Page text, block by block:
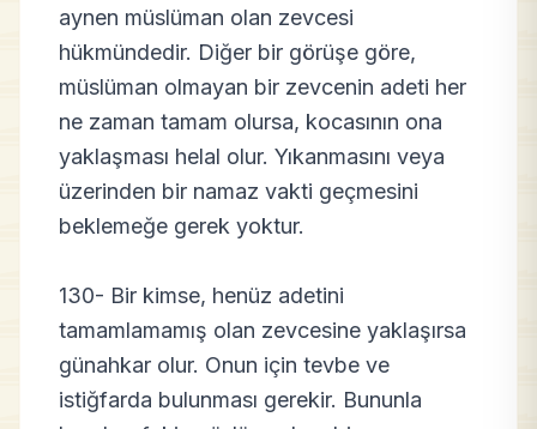
aynen müslüman olan zevcesi
hükmündedir. Diğer bir görüşe göre,
müslüman olmayan bir zevcenin adeti her
ne zaman tamam olursa, kocasının ona
yaklaşması helal olur. Yıkanmasını veya
üzerinden bir namaz vakti geçmesini
beklemeğe gerek yoktur.
130- Bir kimse, henüz adetini
tamamlamamış olan zevcesine yaklaşırsa
günahkar olur. Onun için tevbe ve
istiğfarda bulunması gerekir. Bununla